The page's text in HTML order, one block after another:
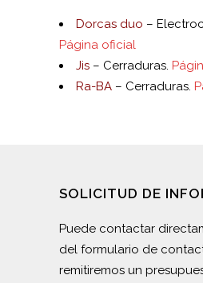
Dorcas duo –
Página oficial
Jis – Cerraduras.
Ra-BA – Cerraduras.
SOLICITUD DE
Puede contactar
del formulario de
remitiremos un